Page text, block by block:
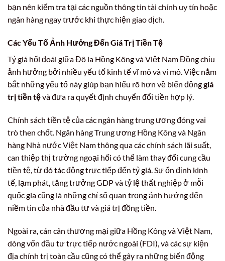
bạn nên kiểm tra tại các nguồn thông tin tài chính uy tín hoặc
ngân hàng ngay trước khi thực hiện giao dịch.
Các Yếu Tố Ảnh Hưởng Đến Giá Trị Tiền Tệ
Tỷ giá hối đoái giữa Đô la Hồng Kông và Việt Nam Đồng chịu
ảnh hưởng bởi nhiều yếu tố kinh tế vĩ mô và vi mô. Việc nắm
bắt những yếu tố này giúp bạn hiểu rõ hơn về biến độnggiá
trị tiền tệvà đưa ra quyết định chuyển đổi tiền hợp lý.
Chính sách tiền tệ của các ngân hàng trung ương đóng vai
trò then chốt. Ngân hàng Trung ương Hồng Kông và Ngân
hàng Nhà nước Việt Nam thông qua các chính sách lãi suất,
can thiệp thị trường ngoại hối có thể làm thay đổi cung cầu
tiền tệ, từ đó tác động trực tiếp đến tỷ giá. Sự ổn định kinh
tế, lạm phát, tăng trưởng GDP và tỷ lệ thất nghiệp ở mỗi
quốc gia cũng là những chỉ số quan trọng ảnh hưởng đến
niềm tin của nhà đầu tư và giá trị đồng tiền.
Ngoài ra, cán cân thương mại giữa Hồng Kông và Việt Nam,
dòng vốn đầu tư trực tiếp nước ngoài (FDI), và các sự kiện
địa chính trị toàn cầu cũng có thể gây ra những biến động